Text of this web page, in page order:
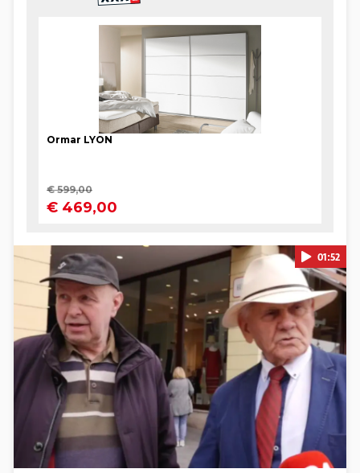
Pokretanje videa...
01:52